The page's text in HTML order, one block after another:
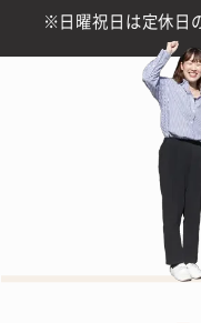
日曜祝日は定休日